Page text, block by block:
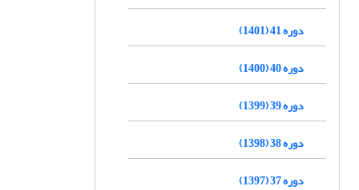
دوره 41 (1401)
دوره 40 (1400)
دوره 39 (1399)
دوره 38 (1398)
دوره 37 (1397)